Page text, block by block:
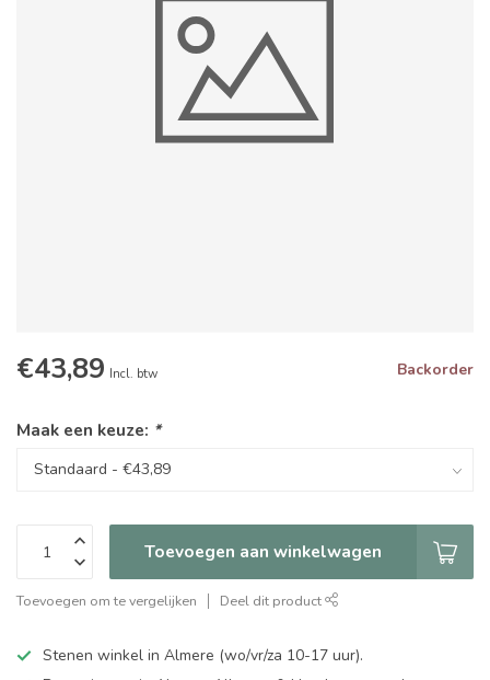
€43,89 Incl. btw Backorder
Maak een keuze: *
Toevoegen aan winkelwagen
Toevoegen om te vergelijken Deel dit product
Stenen winkel in Almere (wo/vr/za 10-17 uur).